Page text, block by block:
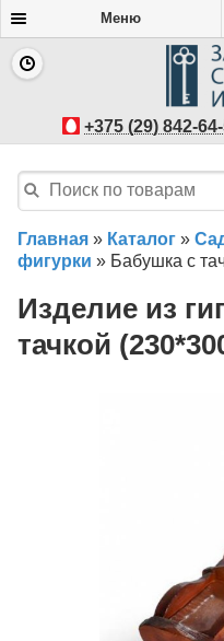
Меню
+375 (29) 842-
Главная » Каталог »
фигурки » Бабушка с
Изделие из
тачкой